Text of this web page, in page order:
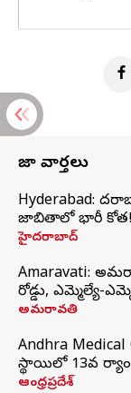
తాజా వార్తలు
Hyderabad:
జాబితాలో భారీ కోత!
హైదరాబాద్
Amaravati:
రోడ్డు, ఎమ్మెల్యే-
అమరావతి
Andhra
స్థాయిలో 13వ
ఆంధ్రప్రదేశ్